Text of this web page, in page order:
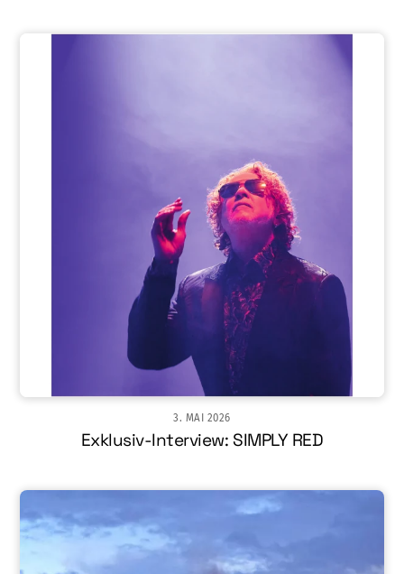
3. MAI 2026
Exklusiv-Interview: SIMPLY RED